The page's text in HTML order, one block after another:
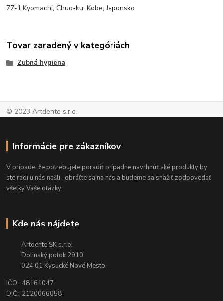
77-1,Kyomachi, Chuo-ku, Kobe, Japonsko
Tovar zaradený v kategóriách
Zubná hygiena
© 2023 Artdente s.r.o.
Informácie pre zákazníkov
V prípade, že potrebujete poradiť prípadne navrhnúť aké produkty by
ste radi u nás našli- obráťte sa na nás a budeme sa snažiť zodpovedať
všetky Vaše otázky.
Kde nás nájdete
Artdente SK s.r.o.
Dolinský potok 2910
024 01 Kysucké Nové Mesto
IČO: 48161047
DIČ: 2120066058